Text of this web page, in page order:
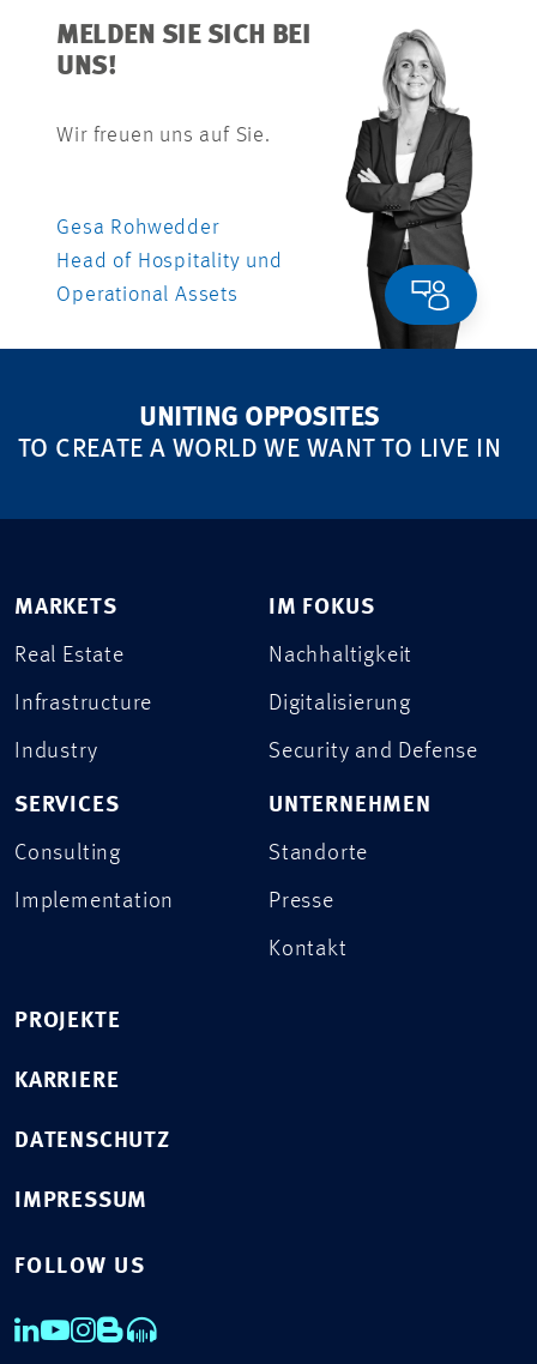
MELDEN SIE SICH BEI
UNS!
Wir freuen uns auf Sie.
Gesa Rohwedder
Head of Hospitality und
Operational Assets
UNITING OPPOSITES
TO CREATE A WORLD WE WANT TO LIVE IN
MARKETS
Real Estate
Infrastructure
Industry
SERVICES
Consulting
Implementation
IM FOKUS
Nachhaltigkeit
Digitalisierung
Security and Defense
UNTERNEHMEN
Standorte
Presse
Kontakt
PROJEKTE
KARRIERE
DATENSCHUTZ
IMPRESSUM
FOLLOW US